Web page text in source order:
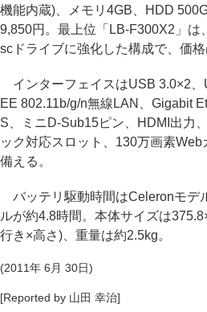
機能内蔵)、メモリ4GB、HDD
9,850円。最上位「LB-F300X2」は
scドライブに強化した構成で、価格
インターフェイスはUSB 3.0×2、
EE 802.11b/g/n無線LAN、Gigabit
S、ミニD-Sub15ピン、HDMI出力
ック対応スロット、130万画素
備える。
バッテリ駆動時間はCeleronモデ
ルが約4.8時間。本体サイズは
行き×高さ)、重量は約2.5kg。
(2011年 6月 30日)
[Reported by 山田 幸治]